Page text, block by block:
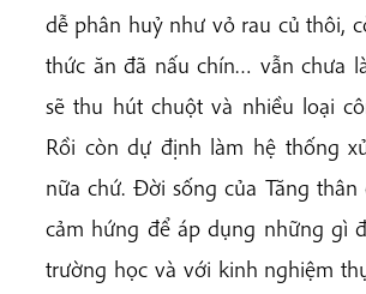
dễ phân huỷ như vỏ rau củ thôi,
thức ăn đã nấu chín… vẫn chưa
sẽ thu hút chuột và nhiều loại
Rồi còn dự định làm hệ thống
nữa chứ. Đời sống của Tăng
cảm hứng để áp dụng những gì
trường học và với kinh nghiệm